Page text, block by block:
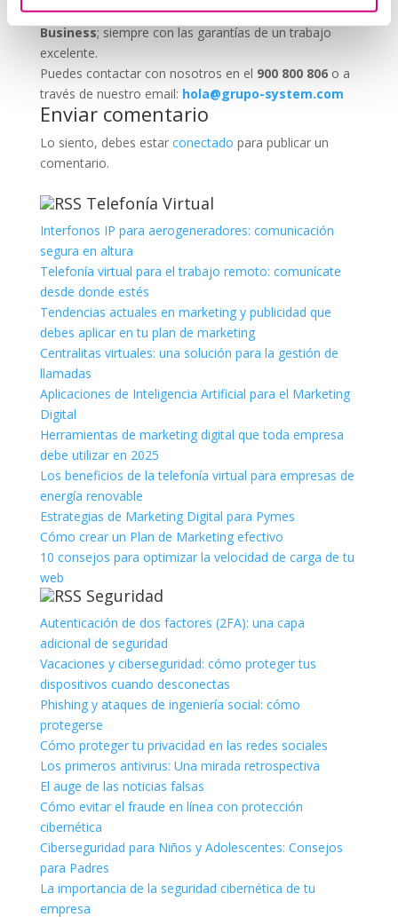
Marketing 2.0, Obras y Proyecto e International
Business; siempre con las garantías de un trabajo
excelente.
Puedes contactar con nosotros en el 900 800 806o a
través de nuestro email: hola@grupo-system.com
Enviar comentario
Lo siento, debes estar conectado para publicar un
comentario.
Telefonía Virtual
Interfonos IP para aerogeneradores: comunicación
segura en altura
Telefonía virtual para el trabajo remoto: comunícate
desde donde estés
Tendencias actuales en marketing y publicidad que
debes aplicar en tu plan de marketing
Centralitas virtuales: una solución para la gestión de
llamadas
Aplicaciones de Inteligencia Artificial para el Marketing
Digital
Herramientas de marketing digital que toda empresa
debe utilizar en 2025
Los beneficios de la telefonía virtual para empresas de
energía renovable
Estrategias de Marketing Digital para Pymes
Cómo crear un Plan de Marketing efectivo
10 consejos para optimizar la velocidad de carga de tu
web
Seguridad
Autenticación de dos factores (2FA): una capa
adicional de seguridad
Vacaciones y ciberseguridad: cómo proteger tus
dispositivos cuando desconectas
Phishing y ataques de ingeniería social: cómo
protegerse
Cómo proteger tu privacidad en las redes sociales
Los primeros antivirus: Una mirada retrospectiva
El auge de las noticias falsas
Cómo evitar el fraude en línea con protección
cibernética
Ciberseguridad para Niños y Adolescentes: Consejos
para Padres
La importancia de la seguridad cibernética de tu
empresa